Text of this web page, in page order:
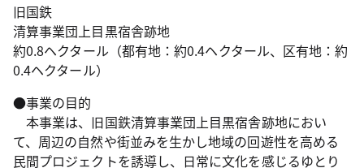
旧国鉄
清算事業団上目黒宿舎跡地
約0.8ヘクタール（都有地：約0.4ヘクタール、区有地：約
0.4ヘクタール）
●事業の目的
本事業は、旧国鉄清算事業団上目黒宿舎跡地におい
て、周辺の自然や街並みを生かし地域の回遊性を高める
民間プロジェクトを誘導し、日常に文化を感じるゆとり